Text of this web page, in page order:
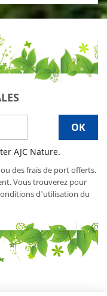
AJC Nature.
des frais de port offerts.
Vous trouverez pour
d'utilisation du